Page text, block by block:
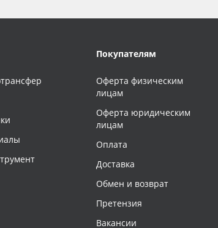
Покупателям
Оферта физическим
лицам
Оферта юридическим
лицам
Оплата
Доставка
Обмен и возврат
Претензия
Вакансии